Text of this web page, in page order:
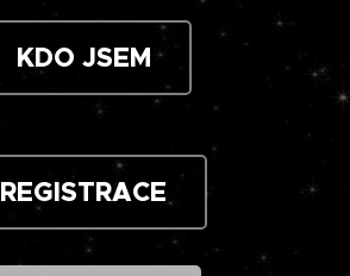
KDO JSEM
REGISTRACE